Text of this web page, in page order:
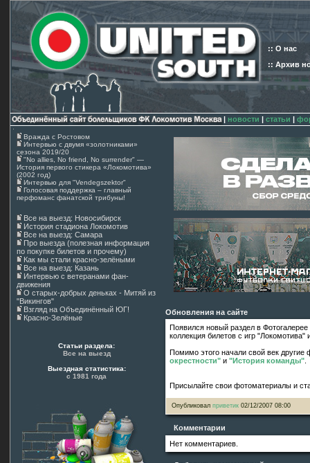
:: О нас
:: Архив
| новости | статьи |
Вражда с Ростовом
Интервью с двумя «золотниками»
сезона 2019/20
"No allies, No friend, No surrender" —
История первого стикера «Локомотива»
(2002 год)
Интервью для "Vendegszektor"
Голосовая поддержка – главный
перфоманс фанатской трибуны!
Все на выезд: Новосибирск
История стадиона Локомотив
Все на выезд: Самара
Про выезда (полезная информация
по покупке билетов и прочему)
Как мы стали красно-зелёными
Все на выезд: Казань
Интервью с ветеранами фан-
движения
О старых-добрых деньках - Митяй из
"Викингов"
Взгляд на Объединённый ЮГ!
Красно-Зелёные
Статьи раздела:
Все на выезд
Выездная статистика:
с 1981 года
Обновления на сайте
Появился новый раздел в
коллекция билетов с игр "Локомотива"
Помимо этого начали свой век другие
окрестности" и "История команды"
Присылайте свои фотоматериалы и
Опубликовал приветик 02/12/2007 08:00
Комментарии
Нет комментариев.